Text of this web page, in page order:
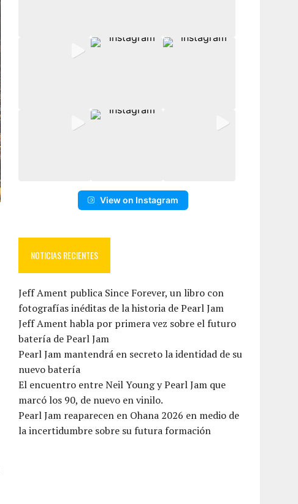
View on Instagram
NOTICIAS RECIENTES
Jeff Ament publica Since Forever, un libro con
fotografías inéditas de la historia de Pearl Jam
Jeff Ament habla por primera vez sobre el futuro
batería de Pearl Jam
Pearl Jam mantendrá en secreto la identidad de su
nuevo batería
El encuentro entre Neil Young y Pearl Jam que
marcó los 90, de nuevo en vinilo.
Pearl Jam reaparecen en Ohana 2026 en medio de
la incertidumbre sobre su futura formación